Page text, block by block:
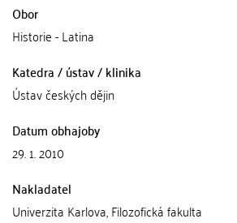
Obor
Historie - Latina
Katedra / ústav / klinika
Ústav českých dějin
Datum obhajoby
29. 1. 2010
Nakladatel
Univerzita Karlova, Filozofická fakulta